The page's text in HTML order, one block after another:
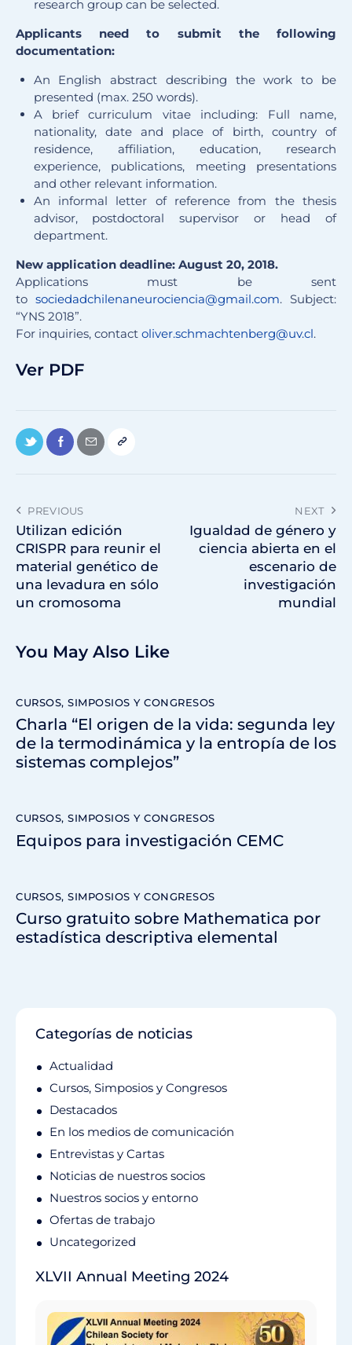
research group can be selected.
Applicants need to submit the following
documentation:
An English abstract describing the work to be
presented (max. 250 words).
A brief curriculum vitae including: Full name,
nationality, date and place of birth, country of
residence, affiliation, education, research
experience, publications, meeting presentations
and other relevant information.
An informal letter of reference from the thesis
advisor, postdoctoral supervisor or head of
department.
New application deadline: August 20, 2018.
Applications must be sent
to sociedadchilenaneurociencia@gmail.com. Subject:
“YNS 2018”.
For inquiries, contact oliver.schmachtenberg@uv.cl.
Ver PDF
PREVIOUS
Utilizan edición
CRISPR para reunir el
material genético de
una levadura en sólo
un cromosoma
NEXT
Igualdad de género y
ciencia abierta en el
escenario de
investigación
mundial
You May Also Like
CURSOS, SIMPOSIOS Y CONGRESOS
Charla “El origen de la vida: segunda ley
de la termodinámica y la entropía de los
sistemas complejos”
CURSOS, SIMPOSIOS Y CONGRESOS
Equipos para investigación CEMC
CURSOS, SIMPOSIOS Y CONGRESOS
Curso gratuito sobre Mathematica por
estadística descriptiva elemental
Categorías de noticias
Actualidad
Cursos, Simposios y Congresos
Destacados
En los medios de comunicación
Entrevistas y Cartas
Noticias de nuestros socios
Nuestros socios y entorno
Ofertas de trabajo
Uncategorized
XLVII Annual Meeting 2024